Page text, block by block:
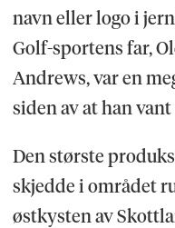
navn eller logo i
Golf-sportens far,
Andrews, var en
siden av at han
Den største
skjedde i området
østkysten av